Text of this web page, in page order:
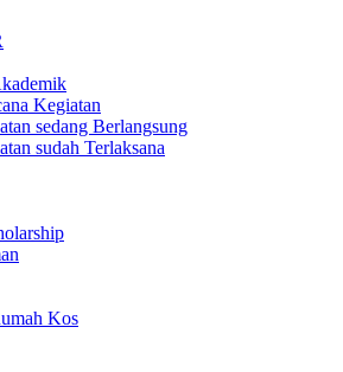
Kegiatan
sedang Berlangsung
sudah Terlaksana
Kos